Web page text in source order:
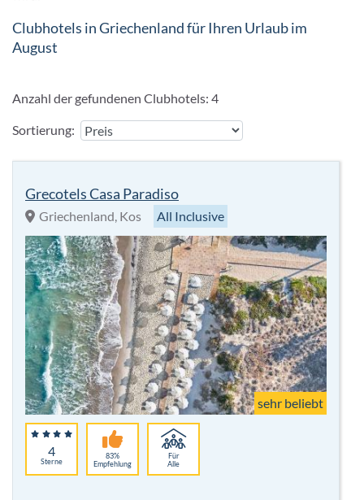
Clubhotels in Griechenland für Ihren Urlaub im
August
Anzahl der gefundenen Clubhotels: 4
Sortierung:
Grecotels Casa Paradiso
Griechenland, Kos All Inclusive
sehr beliebt
4
Sterne
83%
Empfehlung
Für
Alle